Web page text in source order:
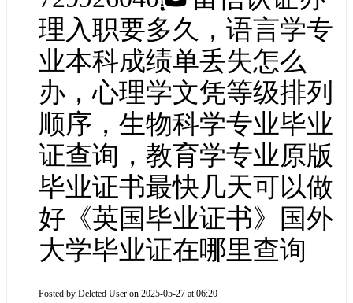
理入职要多久，语言学专
业本科成绩单丢失怎么
办，心理学文凭等级排列
顺序，生物科学专业毕业
证查询，教育学专业原版
毕业证书最快几天可以做
好《英国毕业证书》国外
大学毕业证在哪里查询
Posted by Deleted User on 2025-05-27 at 06:20